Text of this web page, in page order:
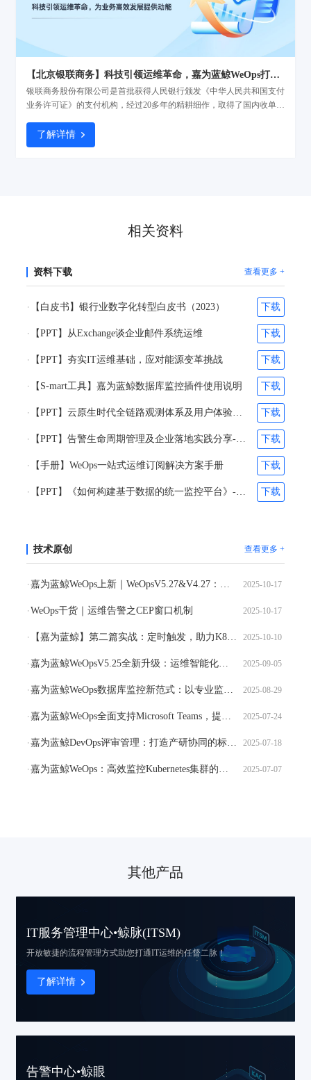
【北京银联商务】科技引领运维革命，嘉为蓝鲸WeOps打造运维新底座
银联商务股份有限公司是首批获得人民银行颁发《中华人民共和国支付
业务许可证》的支付机构，经过20多年的精耕细作，取得了国内收单机
为银联商务子公司的北京银联商务有限公司（以下简称“北京银联商
务”）正加快推进各项数字基础设施建设，不断夯实“科技银商”基座，
了解详情
相关资料
资料下载 查看更多 +
【白皮书】银行业数字化转型白皮书（2023） 下载
【PPT】从Exchange谈企业邮件系统运维 下载
【PPT】夯实IT运维基础，应对能源变革挑战 下载
【S-mart工具】嘉为蓝鲸数据库监控插件使用说明 下载
【PPT】云原生时代全链路观测体系及用户体验优化体系的构建-刘阎&林超凡 下载
【PPT】告警生命周期管理及企业落地实践分享-张之得&吴维柯 下载
【手册】WeOps一站式运维订阅解决方案手册 下载
【PPT】《如何构建基于数据的统一监控平台》-苏文 下载
技术原创 查看更多 +
2025-10-17
WeOps干货｜运维告警之CEP窗口机制 2025-10-17
【嘉为蓝鲸】第二篇实战：定时触发，助力K8s集群智能巡检 2025-10-10
嘉为蓝鲸WeOpsV5.25全新升级：运维智能化和场景化的双料提升 2025-09-05
2025-08-29
2025-07-24
嘉为蓝鲸DevOps评审管理：打造产研协同的标准化评审体系 2025-07-18
2025-07-07
其他产品
IT服务管理中心•鲸脉(ITSM)
开放敏捷的流程管理方式助您打通IT运维的任督二脉！
了解详情
告警中心•鲸眼